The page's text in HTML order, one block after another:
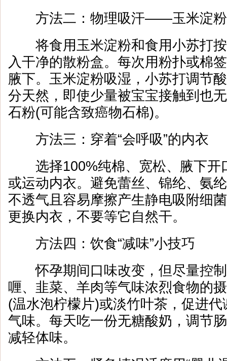
方法二：物理吸汗——玉米淀粉
将食用玉米淀粉和食用小苏打按
入干净的散粉盒。每次用粉扑或棉
腋下。玉米淀粉吸湿，小苏打调节
分天然，即使少量被宝宝接触到也
石粉(可能含致癌物石棉)。
方法三：穿着“会呼吸”的内衣
选择100%纯棉、宽松、腋下开
或运动内衣。避免蕾丝、锦纶、氨
不透气且容易摩擦产生静电吸附细
更换内衣，不要等它自然干。
方法四：饮食“减味”小技巧
怀孕期间口味改变，但尽量控制
喱、韭菜、羊肉等气味浓烈食物的
(温水泡柠檬片)或淡竹叶茶，促进
气味。每天吃一份无糖酸奶，调节
减轻体味。